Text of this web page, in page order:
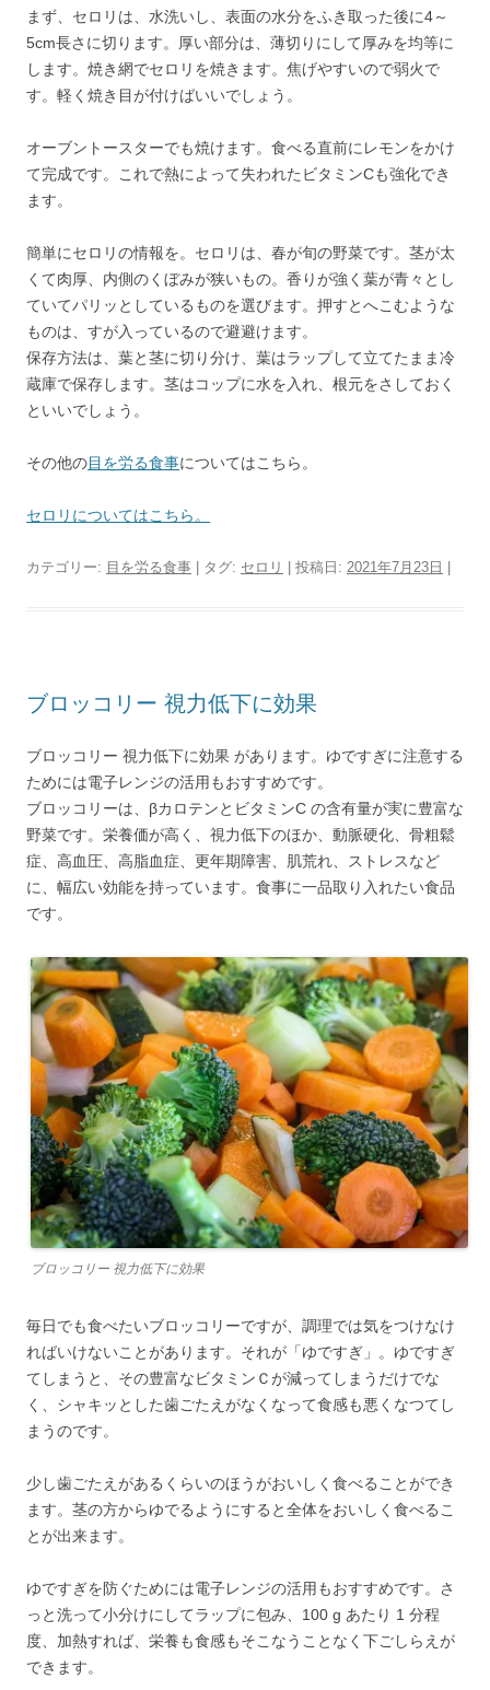
まず、セロリは、水洗いし、表面の水分をふき取った後に4～
5cm長さに切ります。厚い部分は、薄切りにして厚みを均等に
します。焼き網でセロリを焼きます。焦げやすいので弱火で
す。軽く焼き目が付けばいいでしょう。
オーブントースターでも焼けます。食べる直前にレモンをかけ
て完成です。これで熱によって失われたビタミンCも強化でき
ます。
簡単にセロリの情報を。セロリは、春が旬の野菜です。茎が太
くて肉厚、内側のくぼみが狭いもの。香りが強く葉が青々とし
ていてパリッとしているものを選びます。押すとへこむような
ものは、すが入っているので避避けます。
保存方法は、葉と茎に切り分け、葉はラップして立てたまま冷
蔵庫で保存します。茎はコップに水を入れ、根元をさしておく
といいでしょう。
その他の目を労る食事についてはこちら。
セロリについてはこちら。
カテゴリー: 目を労る食事 | タグ: セロリ | 投稿日: 2021年7月23日
ブロッコリー 視力低下に効果
ブロッコリー 視力低下に効果 があります。ゆですぎに注意する
ためには電子レンジの活用もおすすめです。
ブロッコリーは、βカロテンとビタミンC の含有量が実に豊富な
野菜です。栄養価が高く、視力低下のほか、動脈硬化、骨粗鬆
症、高血圧、高脂血症、更年期障害、肌荒れ、ストレスなど
に、幅広い効能を持っています。食事に一品取り入れたい食品
です。
ブロッコリー 視力低下に効果
毎日でも食べたいブロッコリーですが、調理では気をつけなけ
ればいけないことがあります。それが「ゆですぎ」。ゆですぎ
てしまうと、その豊富なビタミンＣが減ってしまうだけでな
く、シャキッとした歯ごたえがなくなって食感も悪くなつてし
まうのです。
少し歯ごたえがあるくらいのほうがおいしく食べることができ
ます。茎の方からゆでるようにすると全体をおいしく食べるこ
とが出来ます。
ゆですぎを防ぐためには電子レンジの活用もおすすめです。さ
っと洗って小分けにしてラップに包み、100 g あたり 1 分程
度、加熱すれば、栄養も食感もそこなうことなく下ごしらえが
できます。